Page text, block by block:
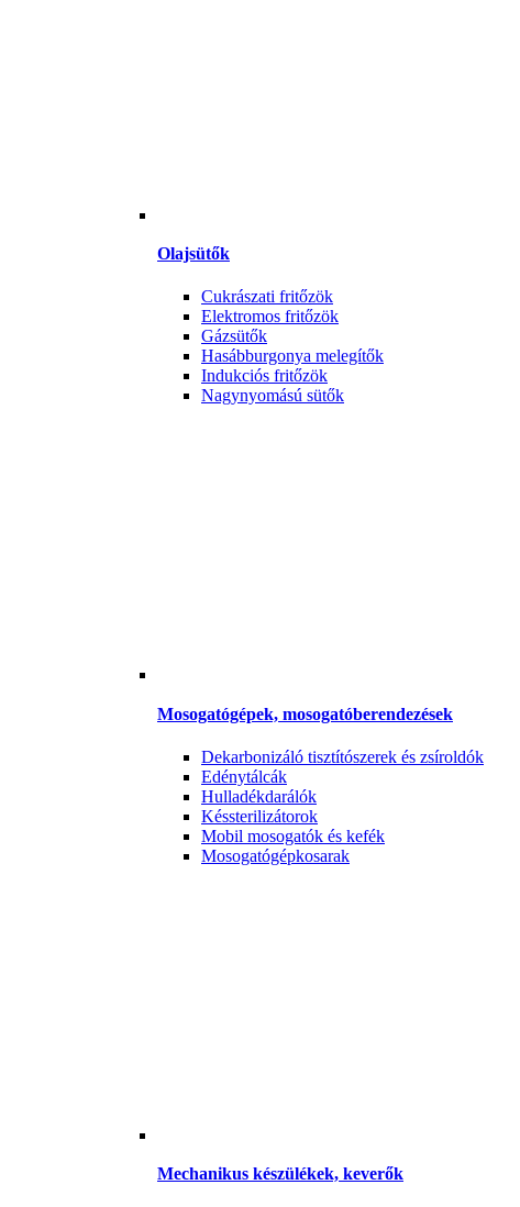
Olajsütők
Cukrászati fritőzök
Elektromos fritőzök
Gázsütők
Hasábburgonya melegítők
Indukciós fritőzök
Nagynyomású sütők
Mosogatógépek, mosogatóberendezések
Dekarbonizáló tisztítószerek és zsíroldók
Edénytálcák
Hulladékdarálók
Késsterilizátorok
Mobil mosogatók és kefék
Mosogatógépkosarak
Mechanikus készülékek, keverők